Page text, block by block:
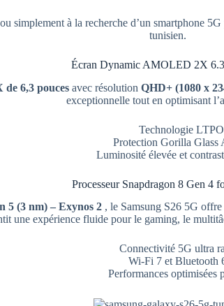
simplement à la recherche d’un smartphone
tunisien.
Écran Dynamic AMOLED 2X
6,3 poucesavec résolution QHD+ (1080 x
exceptionnelle tout en optimisant
Technologie LTPO
Protection Gorilla Glass
Luminosité élevée et
Processeur Snapdragon 8 Gen 4
5 (3 nm) – Exynos 2 , le Samsung S26 5G
une expérience fluide pour le gaming, le
Connectivité 5G ultra
Wi-Fi 7 et Bluetooth
Performances optimisées